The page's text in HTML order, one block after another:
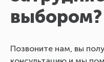
выбором?
Позвоните нам, вы